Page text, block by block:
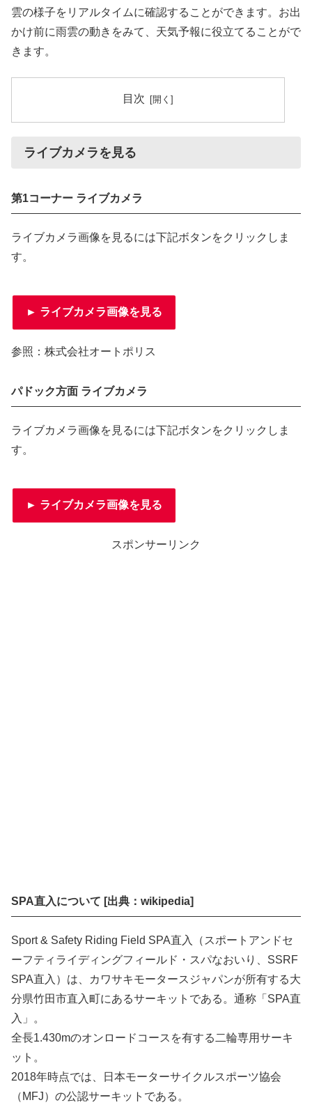
雲の様子をリアルタイムに確認することができます。お出
かけ前に雨雲の動きをみて、天気予報に役立てることがで
きます。
目次
ライブカメラを見る
第1コーナー ライブカメラ
ライブカメラ画像を見るには下記ボタンをクリックしま
す。
► ライブカメラ画像を見る
参照：株式会社オートポリス
パドック方面 ライブカメラ
ライブカメラ画像を見るには下記ボタンをクリックしま
す。
► ライブカメラ画像を見る
スポンサーリンク
SPA直入について [出典：wikipedia]
Sport & Safety Riding Field SPA直入（スポートアンドセ
ーフティライディングフィールド・スパなおいり、SSRF
SPA直入）は、カワサキモータースジャパンが所有する大
分県竹田市直入町にあるサーキットである。通称「SPA直
入」。
全長1.430mのオンロードコースを有する二輪専用サーキ
ット。
2018年時点では、日本モーターサイクルスポーツ協会
（MFJ）の公認サーキットである。